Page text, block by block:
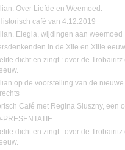
Over Liefde en Weemoed.
café van 4.12.2019
Elegia, wijdingen aan weemoed
in de XIIe en XIIIe
dicht en zingt : over de
op de voorstelling van de
Café met Regina Sluszny, een
PRESENTATIE
dicht en zingt : over de